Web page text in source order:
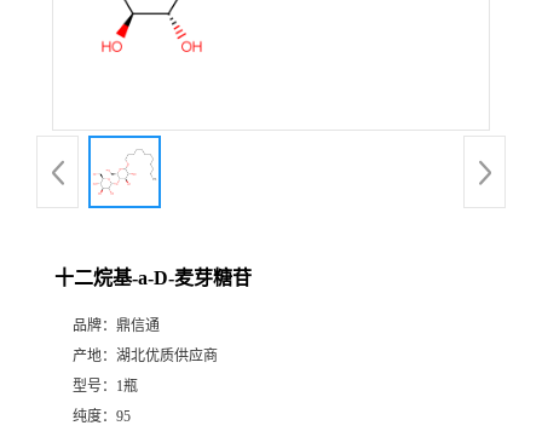
十二烷基-a-D-麦芽糖苷
品牌： 鼎信通
产地： 湖北优质供应商
型号： 1瓶
纯度： 95